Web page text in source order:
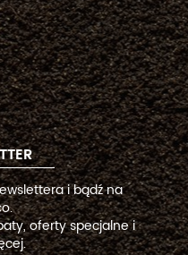
i bądź na
oferty specjalne i